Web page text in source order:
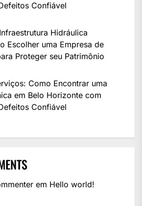
Confiável
Hidráulica
Escolher uma Empresa de
Proteger seu Patrimônio
Como Encontrar uma
em Belo Horizonte com
Confiável
em Hello world!